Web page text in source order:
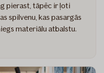
pierast, tāpēc ir ļoti
spilvenu, kas pasargās
materiālu atbalstu.